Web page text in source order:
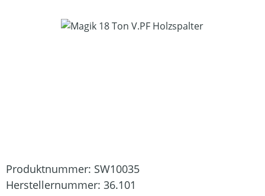
Bildergalerie überspringen
Produktnummer: SW10035
Herstellernummer: 36.101